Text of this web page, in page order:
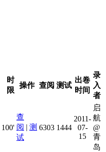
时
限
操作 查阅 测试
出卷
时间
录
入
者
100'
查
阅 | 测
试
6303 1444
2011-
07-
15
启
航
@
青
岛